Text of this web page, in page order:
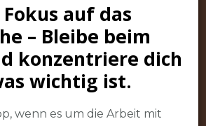
auf das
– Bleibe beim
konzentriere dich
wichtig ist.
wenn es um die Arbeit mit